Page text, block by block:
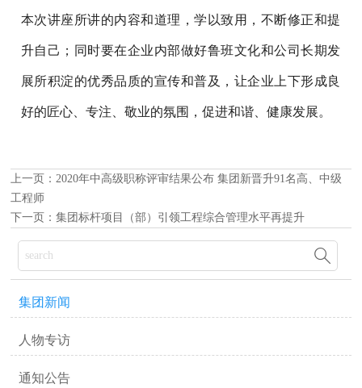
本次讲座所讲的内容和道理，学以致用，不断修正和提
升自己；同时要在企业内部做好鲁班文化和公司长期发
展所积淀的优秀品质的宣传和普及，让企业上下形成良
好的匠心、专注、敬业的氛围，促进和谐、健康发展。
上一页：2020年中高级职称评审结果公布 集团新晋升91名高、中级
工程师
下一页：集团标杆项目（部）引领工程综合管理水平再提升

集团新闻
人物专访
通知公告